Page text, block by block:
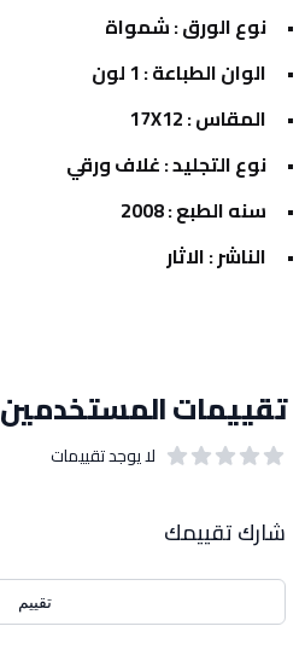
نوع الورق : شمواة
الوان الطباعة : 1 لون
المقاس : 17X12
نوع التجليد : غلاف ورقي
سنه الطبع : 2008
الناشر : الاثار
تقييمات المستخدمين
لا يوجد تقييمات
شارك تقييمك
تقييم